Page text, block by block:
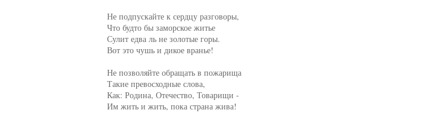
     Не подпускайте к сердцу разговоры,
     Что будто бы заморское житье
     Сулит едва ль не золотые горы.
     Вот это чушь и дикое вранье!
     Не позволяйте обращать в пожарища
     Такие превосходные слова,
     Как: Родина, Отечество, Товарищи -
     Им жить и жить, пока страна жива!